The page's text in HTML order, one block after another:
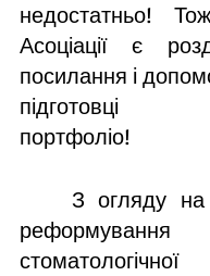
недостатньо!
Асоціації є
посилання і
підготовці
портфоліо!
	З огляду на ситуацію з
реформування